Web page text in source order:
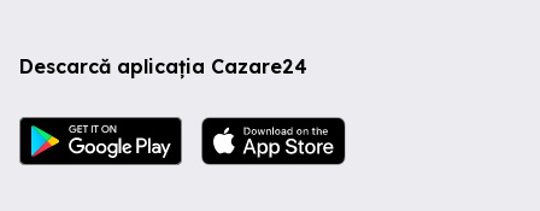
Descarcă aplicația Cazare24